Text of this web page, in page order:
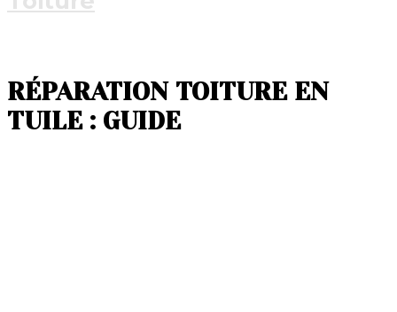
RÉPARATION TOITURE EN
TUILE : GUIDE